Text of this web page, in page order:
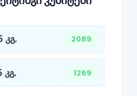
კგ. 2089
1269